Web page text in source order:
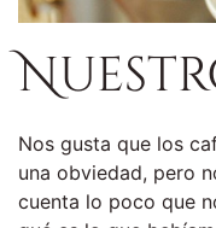
Nos gusta que los
una obviedad, pero
cuenta lo poco que